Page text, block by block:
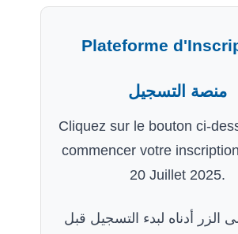
Plateforme
منصة التسجيل
Cliquez sur le bouton ci-
commencer votre
20 Juillet 2025.
الزر أدناه لبدء التسجيل قبل